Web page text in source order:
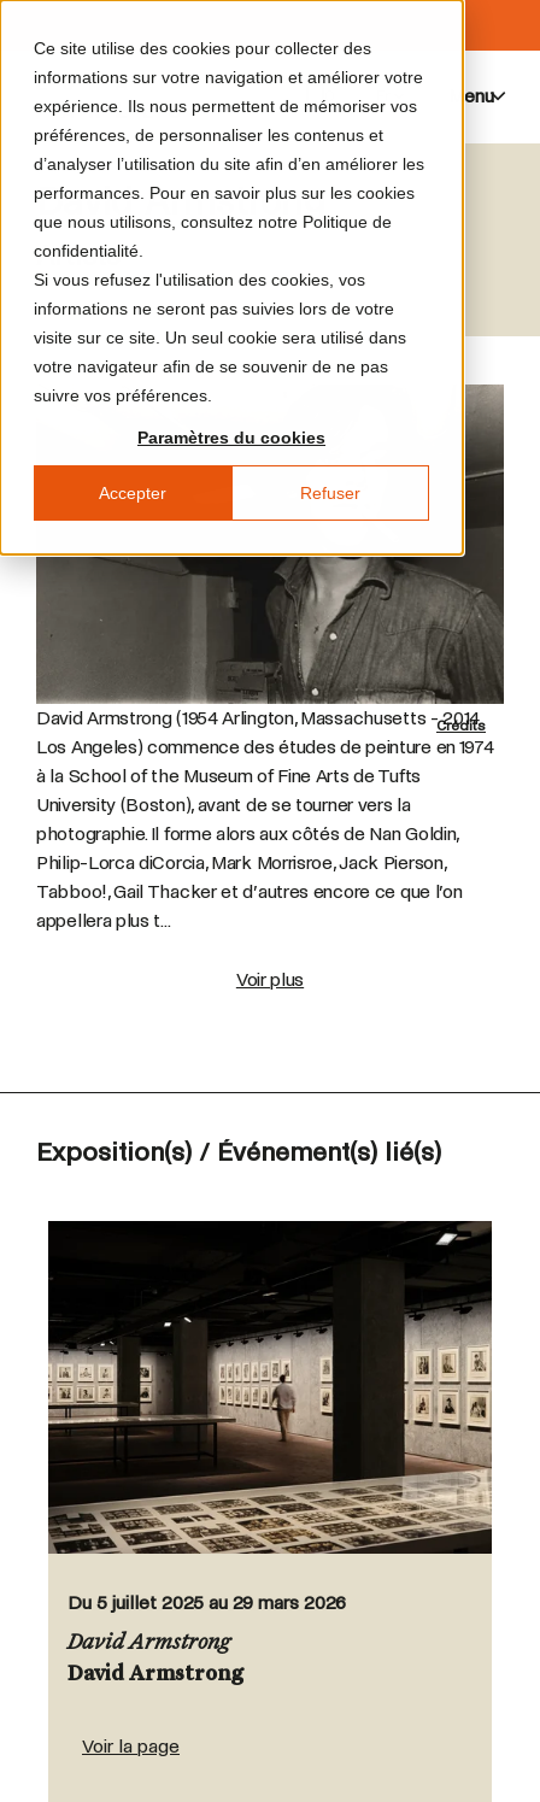
Ce site utilise des cookies pour collecter des
informations sur votre navigation et améliorer votre
expérience. Ils nous permettent de mémoriser vos
préférences, de personnaliser les contenus et
d’analyser l’utilisation du site afin d’en améliorer les
performances. Pour en savoir plus sur les cookies
que nous utilisons, consultez notre Politique de
confidentialité.
Si vous refusez l'utilisation des cookies, vos
informations ne seront pas suivies lors de votre
visite sur ce site. Un seul cookie sera utilisé dans
votre navigateur afin de se souvenir de ne pas
suivre vos préférences.
Paramètres du cookies
Accepter Refuser
Menu
David Armstrong
Artiste
Crédits
David Armstrong (1954 Arlington, Massachusetts - 2014
Los Angeles) commence des études de peinture en 1974
à la School of the Museum of Fine Arts de Tufts
University (Boston), avant de se tourner vers la
photographie. Il forme alors aux côtés de Nan Goldin,
Philip-Lorca diCorcia, Mark Morrisroe, Jack Pierson,
Tabboo!, Gail Thacker et d’autres encore ce que l’on
appellera plus t...
Voir plus
Exposition(s) / Événement(s) lié(s)
David Armstrong
David Armstrong
Du 5 juillet 2025 au 29 mars 2026
Voir la page